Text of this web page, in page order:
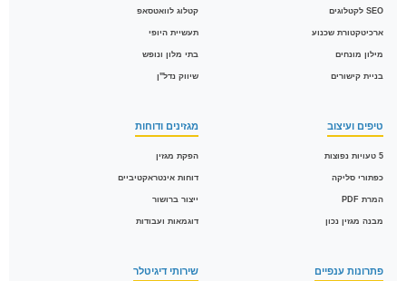
SEO לקטלוגים
ארכיטקטורת שכנוע
מילון מונחים
בניית קישורים
קטלוג לוואטסאפ
תעשיית היופי
בתי מלון ונופש
שיווק נדל"ן
טיפים ועיצוב
5 טעויות נפוצות
כפתורי סליקה
המרת PDF
מבנה מגזין נכון
מגזינים ודוחות
הפקת מגזין
דוחות אינטראקטיביים
ייצור ברושור
דוגמאות ועבודות
פתרונות ענפיים שירותי דיגיטלר